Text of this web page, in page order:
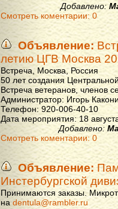
Добавлено:
Смотреть коментарии: 0
Объявление:
летию ЦГВ Москва
Встреча, Москва, Россия
50 лет создания
Встреча ветеранов, членов
Администратор: Игорь
Телефон: 920-006-40-10
Дата мероприятия: 18
Добавлено:
Смотреть коментарии: 0
Объявление:
Инстербургской
Принимаются заказы.
на dentula@rambler.ru